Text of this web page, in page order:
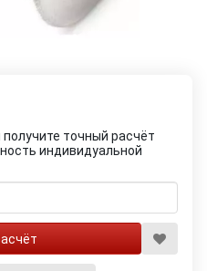
точный расчёт
индивидуальной